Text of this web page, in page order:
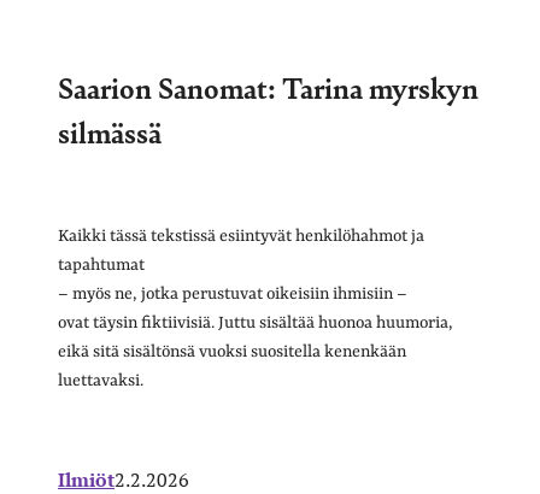
Saarion Sanomat: Tarina myrskyn
silmässä
Kaikki tässä tekstissä esiintyvät henkilöhahmot ja
tapahtumat
– myös ne, jotka perustuvat oikeisiin ihmisiin –
ovat täysin fiktiivisiä. Juttu sisältää huonoa huumoria,
eikä sitä sisältönsä vuoksi suositella kenenkään
luettavaksi.
Ilmiöt2.2.2026